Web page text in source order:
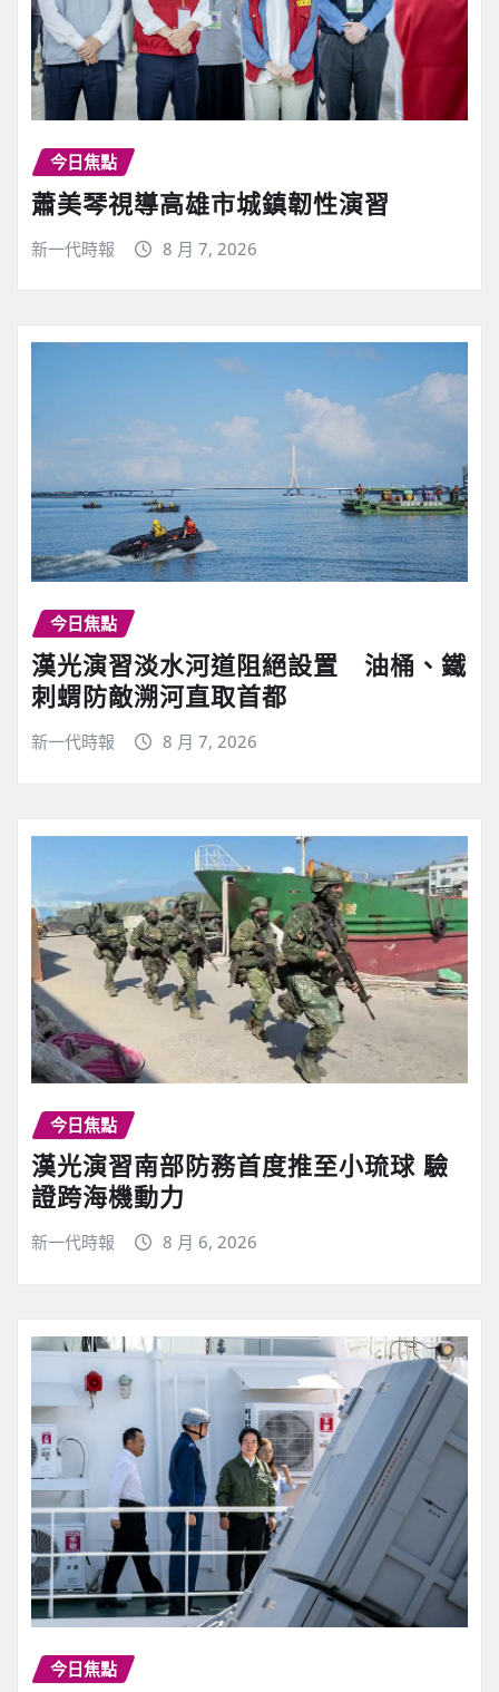
n
g
今日焦點
蕭美琴視導高雄市城鎮韌性演習
新一代時報 8 月 7, 2026
今日焦點
漢光演習淡水河道阻絕設置 油桶、鐵
刺蝟防敵溯河直取首都
新一代時報 8 月 7, 2026
今日焦點
漢光演習南部防務首度推至小琉球 驗
證跨海機動力
新一代時報 8 月 6, 2026
今日焦點